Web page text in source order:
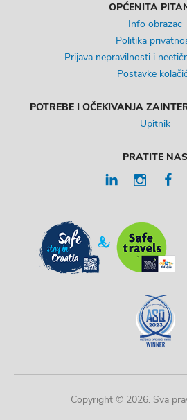
OPĆENITA
Info obrazac
Politika
Prijava nepravilnosti i
Postavke
POTREBE I OČEKIVANJA
Upitnik
PRATITE NAS
Copyright © 2026. Sva